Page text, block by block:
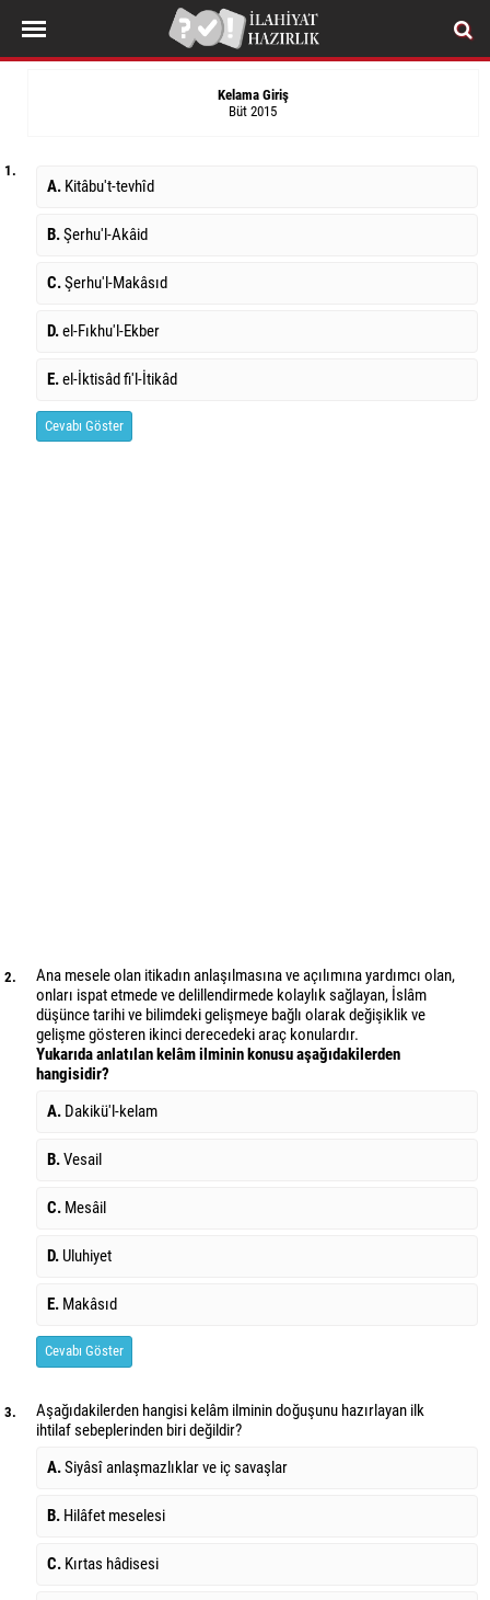
Kelama Giriş
Büt 2015
1.
A. Kitâbu't-tevhîd
B.Şerhu'l-Akâid
C.Şerhu'l-Makâsıd
D.el-Fıkhu'l-Ekber
E.el-İktisâd fi'l-İtikâd
Cevabı Göster
2.
Ana mesele olan itikadın anlaşılmasına ve açılımına yardımcı olan,
onları ispat etmede ve delillendirmede kolaylık sağlayan, İslâm
düşünce tarihi ve bilimdeki gelişmeye bağlı olarak değişiklik ve
gelişme gösteren ikinci derecedeki araç konulardır.
Yukarıda anlatılan kelâm ilminin konusu aşağıdakilerden
hangisidir?
A. Dakikü'l-kelam
B.Vesail
C. Mesâil
D. Uluhiyet
E. Makâsıd
Cevabı Göster
3.
Aşağıdakilerden hangisi kelâm ilminin doğuşunu hazırlayan ilk
ihtilaf sebeplerinden biri değildir?
A.Siyâsî anlaşmazlıklar ve iç savaşlar
B. Hilâfet meselesi
C. Kırtas hâdisesi